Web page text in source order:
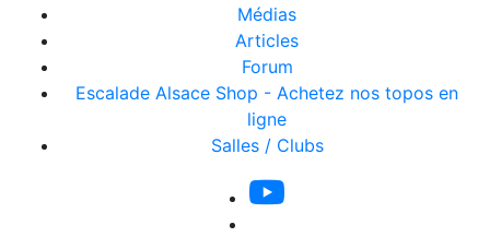
Médias
Articles
Forum
Escalade Alsace Shop - Achetez nos topos en
ligne
Salles / Clubs